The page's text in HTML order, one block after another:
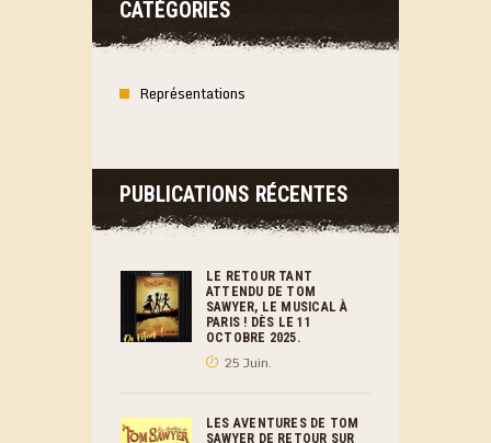
CATÉGORIES
Représentations
PUBLICATIONS RÉCENTES
LE RETOUR TANT
ATTENDU DE TOM
SAWYER, LE MUSICAL À
PARIS ! DÈS LE 11
OCTOBRE 2025.
25 Juin.
LES AVENTURES DE TOM
SAWYER DE RETOUR SUR